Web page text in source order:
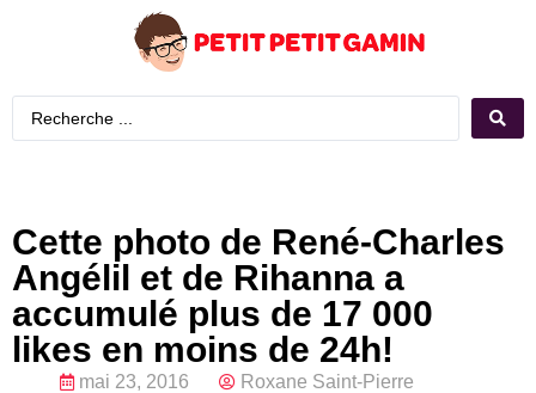
Cette photo de René-Charles
Angélil et de Rihanna a
accumulé plus de 17 000
likes en moins de 24h!
mai 23, 2016
Roxane Saint-Pierre